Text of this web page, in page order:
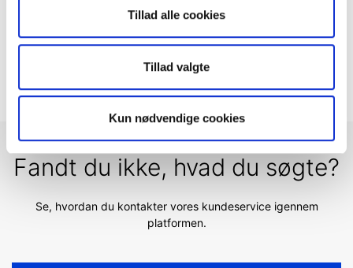
Tillad alle cookies
Tillad valgte
Kun nødvendige cookies
Hvorfor skal jeg betale et ADR-gebyr?
Udvidede åbningstider på det amerikanske
Fandt du ikke, hvad du søgte?
Se, hvordan du kontakter vores kundeservice igennem
platformen.